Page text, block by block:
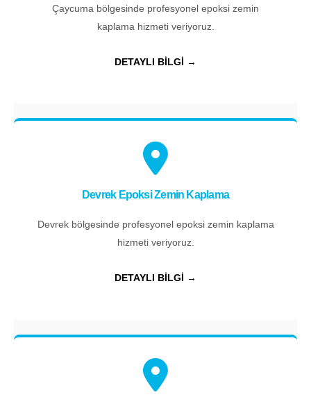
Çaycuma bölgesinde profesyonel epoksi zemin
kaplama hizmeti veriyoruz.
DETAYLI BİLGİ →
Devrek Epoksi Zemin Kaplama
Devrek bölgesinde profesyonel epoksi zemin kaplama
hizmeti veriyoruz.
DETAYLI BİLGİ →